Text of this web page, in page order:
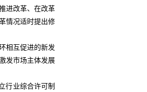
进改革、在改革
情况适时提出修
相互促进的新发
发市场主体发展
行业综合许可制